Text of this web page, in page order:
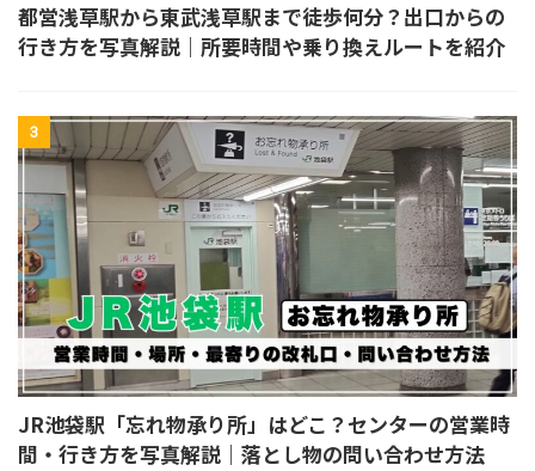
都営浅草駅から東武浅草駅まで徒歩何分？出口からの
行き方を写真解説｜所要時間や乗り換えルートを紹介
3
JR池袋駅「忘れ物承り所」はどこ？センターの営業時
間・行き方を写真解説｜落とし物の問い合わせ方法